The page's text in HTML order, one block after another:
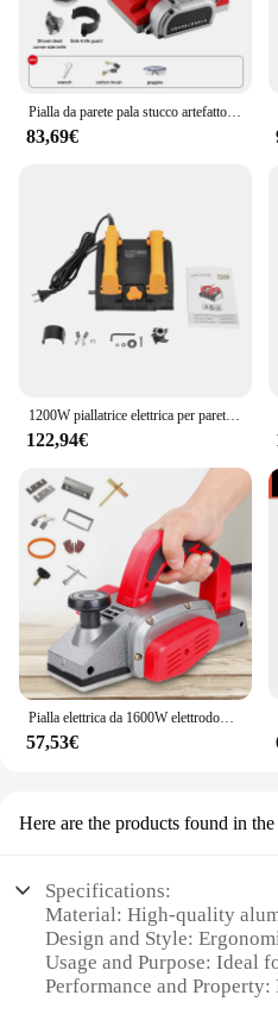
83,69€
122,94€
Pialla elettrica da 1600W elettrodomestico portatile 220V pialla multifunzionale per la lavorazione del legno utensile da taglio manuale per legno
57,53€
Here are the products found in the
Specifications:
Material: High-quality
Design and Style:
Usage and Purpose: Ideal
Performance and